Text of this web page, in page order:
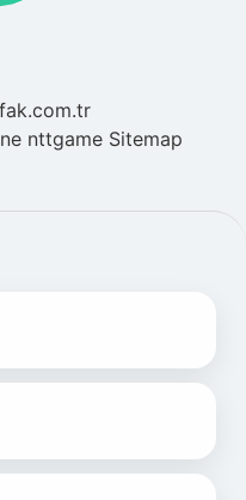
nttgame Sitemap